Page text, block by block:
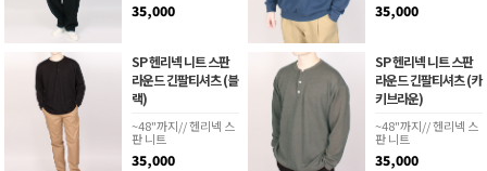
35,000 35,000
SP 헨리넥 니트 스판
라운드 긴팔티셔츠 (블
랙)
~48"까지// 헨리넥 스
판 니트
35,000
SP 헨리넥 니트 스판
라운드 긴팔티셔츠 (카
키브라운)
~48"까지// 헨리넥 스
판 니트
35,000